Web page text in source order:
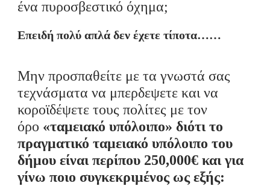
ένα πυροσβεστικό όχημα;
Επειδή πολύ απλά δεν έχετε τίποτα……
Μην προσπαθείτεμε τα γνωστά σας
τεχνάσματα να μπερδεψετε και να
κοροϊδέψετε τους πολίτες με τον
όρο «ταμειακό υπόλοιπο» διότι το
πραγματικό ταμειακό υπόλοιπο του
δήμου είναι περίπου 250,000€ και για
γίνω ποιο συγκεκριμένος ως εξής: